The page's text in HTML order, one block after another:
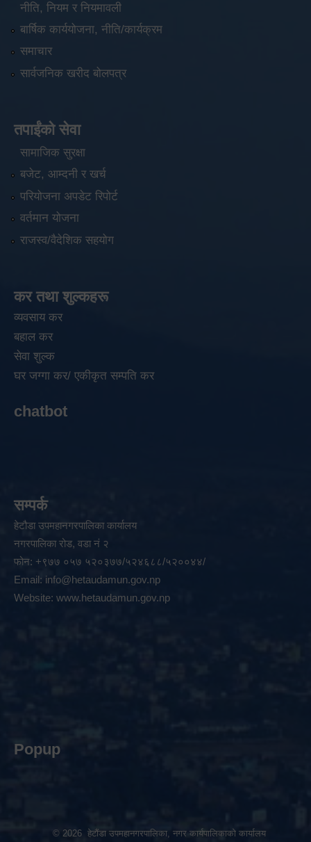
नीति, नियम र नियमावली
बार्षिक कार्ययोजना, नीति/कार्यक्रम
समाचार
सार्वजनिक खरीद बोलपत्र
तपाईंको सेवा
सामाजिक सुरक्षा
बजेट, आम्दनी र खर्च
परियोजना अपडेट रिपोर्ट
वर्तमान योजना
राजस्व/वैदेशिक सहयोग
कर तथा शुल्कहरू
व्यवसाय कर
बहाल कर
सेवा शुल्क
घर जग्गा कर/ एकीकृत सम्पति कर
chatbot
सम्पर्क
हेटौडा उपमहानगरपालिका कार्यालय
नगरपालिका रोड, वडा नं २
फोन: +९७७ ०५७ ५२०३७७/५२४६८८/५२००४४/
Email: info@hetaudamun.gov.np
Website: www.hetaudamun.gov.np
Popup
© 2026 हेटौंडा उपमहानगरपालिका, नगर कार्यपालिकाको कार्यालय